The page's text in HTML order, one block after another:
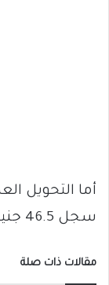
أما التحويل
سجل 46.5 جنيهًا سودانيًا.
مقالات ذات صلة